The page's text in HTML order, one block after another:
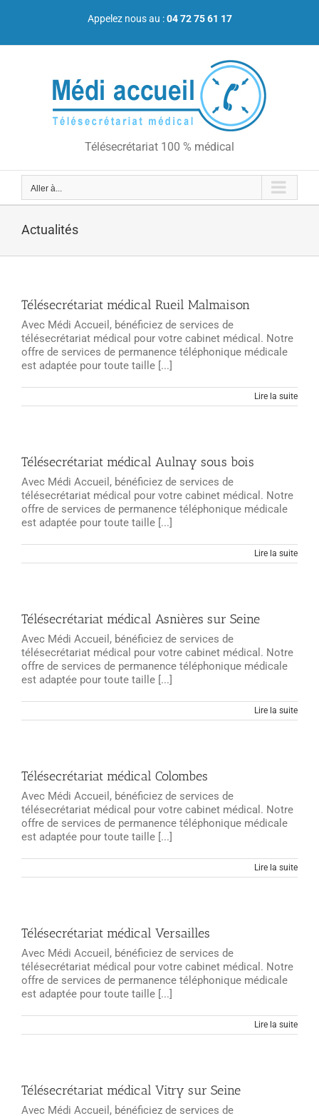
Appelez nous au :04 72 75 61 17
Télésecrétariat 100 % médical
Aller à...
Actualités
Télésecrétariat médical Rueil Malmaison
Avec Médi Accueil, bénéficiez de services de
télésecrétariat médical pour votre cabinet médical. Notre
offre de services de permanence téléphonique médicale
est adaptée pour toute taille [...]
Lire la suite
Télésecrétariat médical Aulnay sous bois
Avec Médi Accueil, bénéficiez de services de
télésecrétariat médical pour votre cabinet médical. Notre
offre de services de permanence téléphonique médicale
est adaptée pour toute taille [...]
Lire la suite
Télésecrétariat médical Asnières sur Seine
Avec Médi Accueil, bénéficiez de services de
télésecrétariat médical pour votre cabinet médical. Notre
offre de services de permanence téléphonique médicale
est adaptée pour toute taille [...]
Lire la suite
Télésecrétariat médical Colombes
Avec Médi Accueil, bénéficiez de services de
télésecrétariat médical pour votre cabinet médical. Notre
offre de services de permanence téléphonique médicale
est adaptée pour toute taille [...]
Lire la suite
Télésecrétariat médical Versailles
Avec Médi Accueil, bénéficiez de services de
télésecrétariat médical pour votre cabinet médical. Notre
offre de services de permanence téléphonique médicale
est adaptée pour toute taille [...]
Lire la suite
Télésecrétariat médical Vitry sur Seine
Avec Médi Accueil, bénéficiez de services de